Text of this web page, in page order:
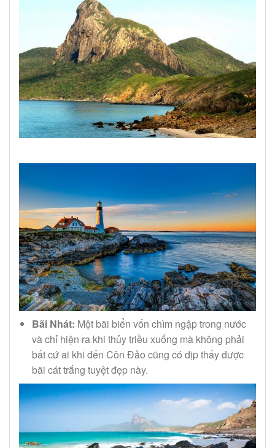
Bãi Nhát: Một bãi biển vốn chìm ngập trong nước
và chỉ hiện ra khi thủy triều xuống mà không phải
bất cứ ai khi đến Côn Đảo cũng có dịp thấy được
bãi cát trắng tuyệt đẹp này.